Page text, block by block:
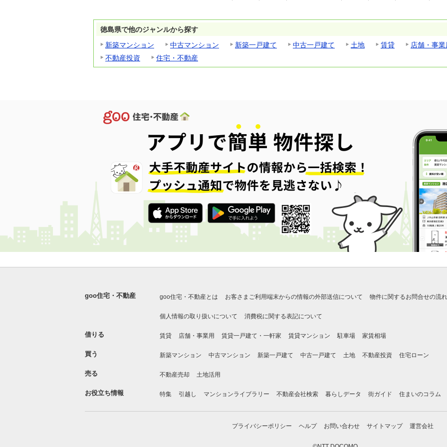
徳島県で他のジャンルから探す
新築マンション
中古マンション 新築一戸建て 中古一戸建て 土地 賃貸
店舗・事業
不動産投資
住宅・不動産
goo住宅・不動産 goo住宅・不動産とは お客さまご利用端末からの情報の外部送信について 物件に関するお問合せの流れ
個人情報の取り扱いについて 消費税に関する表記について
借りる 賃貸 店舗・事業用 賃貸一戸建て・一軒家 賃貸マンション 駐車場 家賃相場
買う 新築マンション 中古マンション 新築一戸建て 中古一戸建て 土地 不動産投資 住宅ローン
売る 不動産売却 土地活用
お役立ち情報 特集 引越し マンションライブラリー 不動産会社検索 暮らしデータ 街ガイド 住まいのコラム
プライバシーポリシー ヘルプ お問い合わせ サイトマップ 運営会社